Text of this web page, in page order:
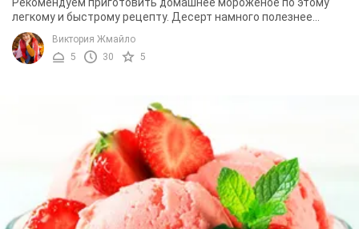
легкому и быстрому рецепту. Десерт намного полезнее
магазинных изделий, ведь там не содержится ...
Виктория Жмайло
5
30 5